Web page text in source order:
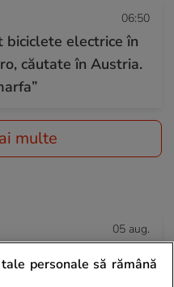
06:50
electrice în
căutate în Austria.
multe
05 aug.
care rămân sub
personale să rămână